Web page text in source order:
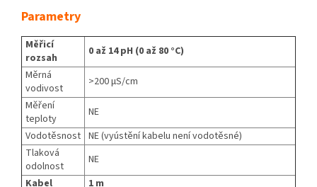
Parametry
Měřicí
rozsah
0 až 14 pH (0 až 80 °C)
Měrná
vodivost
>200 μS/cm
Měření
teploty
NE
Vodotěsnost NE (vyústění kabelu není vodotěsné)
Tlaková
odolnost
NE
Kabel
1 m